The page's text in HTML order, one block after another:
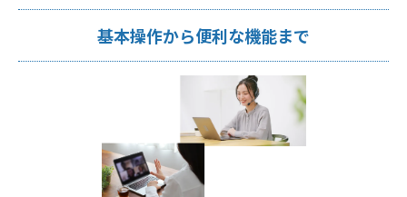
基本操作から便利な機能まで